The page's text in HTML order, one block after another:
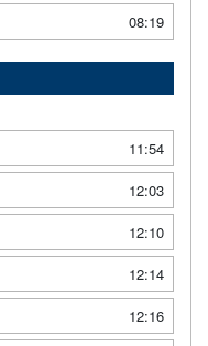
08:19
11:54
12:03
12:10
12:14
12:16